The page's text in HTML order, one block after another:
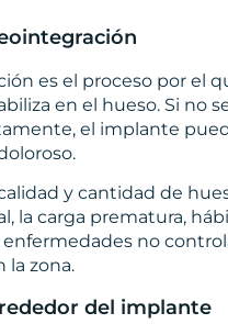
es el proceso por el
en el hueso. Si no
el implante
y cantidad de
la carga prematura,
no
la zona.
del implante